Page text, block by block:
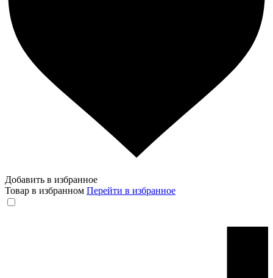
Добавить в избранное
Товар в избранном Перейти в избранное